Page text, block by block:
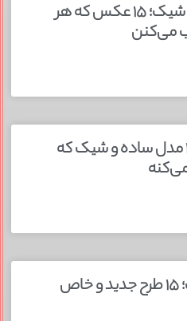
گردنبند رشته ای نما دار شیک؛ ۱۵ عکس که هر
می‌کنن
لباس عروس اروپایی؛ ۱۵ مدل ساده و شیک که
تزئین پلو مجلسی شیک؛ ۱۵ طرح جدید و خاص